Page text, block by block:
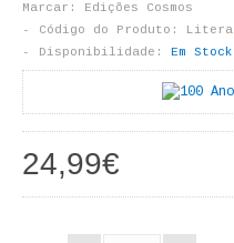
COLEÇÃO APRENDE A
LIVROS DE PINTAR
ANTROPOLOGIA E
Marcar:
Edições Cosmos
Código do Produto:
Disponibilidade:
Em Stock
24,99€